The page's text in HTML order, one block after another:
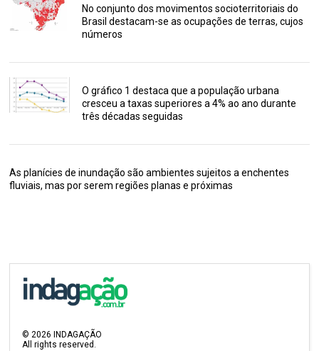
No conjunto dos movimentos socioterritoriais do
Brasil destacam-se as ocupações de terras, cujos
números
O gráfico 1 destaca que a população urbana
cresceu a taxas superiores a 4% ao ano durante
três décadas seguidas
As planícies de inundação são ambientes sujeitos a enchentes
fluviais, mas por serem regiões planas e próximas
©2026 INDAGAÇÃO
All rights reserved.